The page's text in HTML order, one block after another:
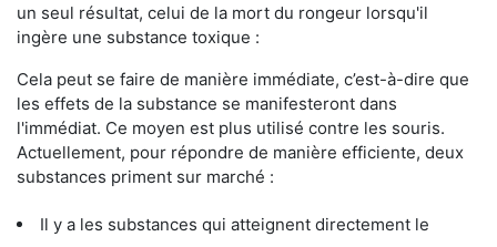
un seul résultat, celui de la mort du rongeur lorsqu'il
ingère une substance toxique :
Cela peut se faire de manière immédiate, c’est-à-dire que
les effets de la substance se manifesteront dans
l'immédiat. Ce moyen est plus utilisé contre les souris.
Actuellement, pour répondre de manière efficiente, deux
substances priment sur marché :
Il y a les substances qui atteignent directement le